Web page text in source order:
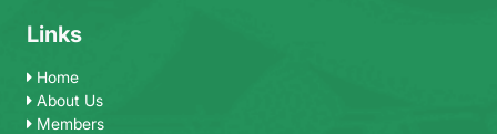
Links
Home
About Us
Members